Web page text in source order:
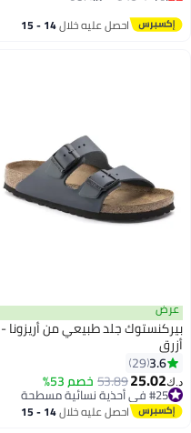
احصل عليه خلال 14 - 15
4
عرض
بيركنستوك جلد طبيعي من أريزونا -
أزرق
3.6
29
د.ك‏25.02
53.89خصم 53%
#25 في أحذية نسائية مسطحة
#25 في أحذية نسائية مسطحة احصل عليه خلال 14 - 15